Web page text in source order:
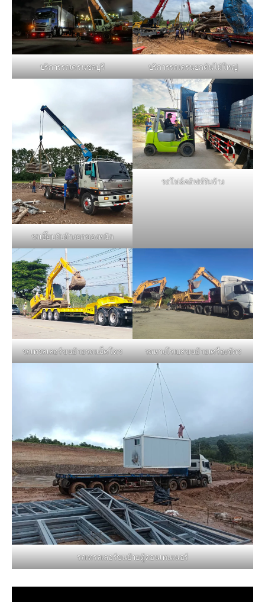
บริการรถเครนชลบุรี บริการรถเครนยกต้นไม้ใหญ่
รถเฮี๊ยบรับจ้างยกของหนัก
รถโฟล์คลิฟท์รับจ้าง
รถเทรลเลอร์ขนย้ายรถแม็คโคร รถหางโรเบสขนย้ายเครื่องจักร
รถเทรลเลอร์ขนย้ายตู้คอนเทนเนอร์